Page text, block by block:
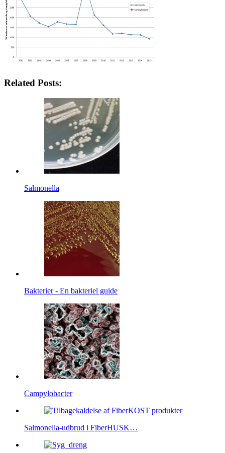
Related Posts:
Salmonella
Bakterier - En bakteriel guide
Campylobacter
Salmonella-udbrud i FiberHUSK…